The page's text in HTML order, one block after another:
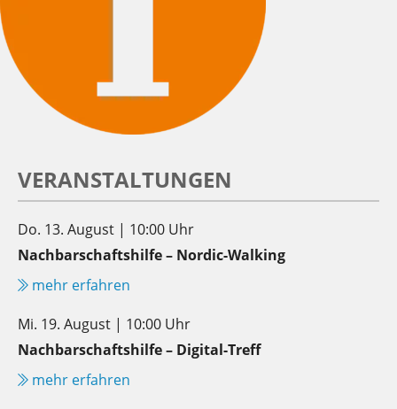
VERANSTALTUNGEN
Do. 13. August | 10:00 Uhr
Nachbarschaftshilfe – Nordic-Walking
mehr erfahren
Mi. 19. August | 10:00 Uhr
Nachbarschaftshilfe – Digital-Treff
mehr erfahren